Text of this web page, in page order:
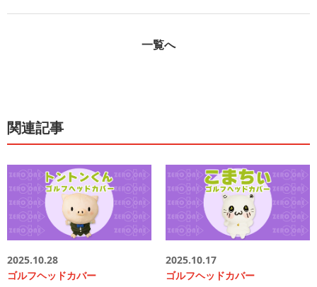
一覧へ
関連記事
2025.10.28
ゴルフヘッドカバー
2025.10.17
ゴルフヘッドカバー